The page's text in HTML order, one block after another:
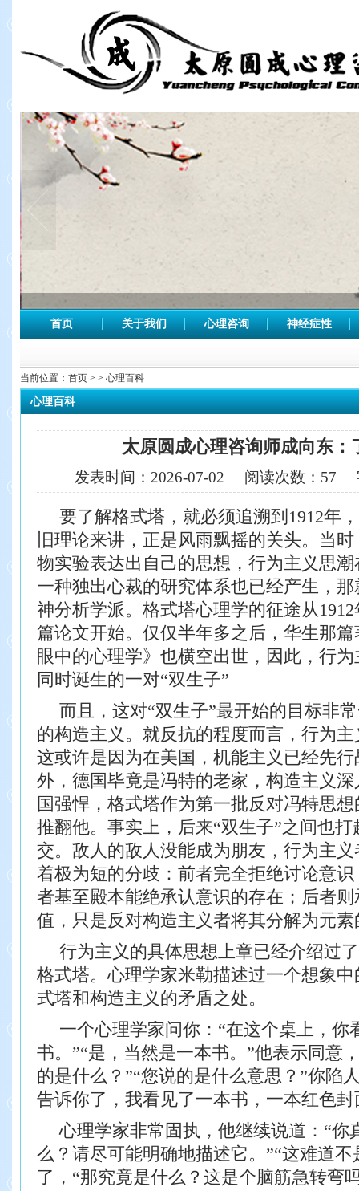
首页 关于我们 心理咨询 神经症性
当前位置： 首页 > > 心理百科
心理百科
太原圆成心理咨询师成向东：
发表时间： 2026-07-02 阅读次数： 57
要了解格式塔，就必须追溯到1912年
旧理论来讲，正是风雨飘摇的关头。当
物实验表达出自己的思想，行为主义思
一种独出心裁的研究体系也已经产生，
神分析学派。 格式塔心理学的征途从
篇论文开始。 仅仅半年多之后，华生那
眼中的心理学》 也横空出世，因此，行
同时诞生的一对“双生子”
而且，这对“双生子”最开始的目标非
的构造主义。就反抗的程度而言，行为
这或许是因为在美国，机能主义已经先
外，德国毕竟是冯特的老家，构造主义
国强悍，格式塔作为第一批反对冯特思
推翻他。 事实上，后来“双生子”之间也
交。敌人的敌人没能成为朋友，行为主
着极为短的分歧：前者完全拒绝讨论意
者基至殿本能绝承认意识的存在；后者
值，只是反对构造主义者将其分解为元
行为主义的具体思想上章已经介绍过
格式塔。心理学家米勒描述过一个想象
式塔和构造主义的矛盾之处。
一个心理学家问你：“在这个桌上，你
书。”“是，当然是一本书。”他表示同意
的是什么？”“您说的是什么意思？”你陷
告诉你了， 我看见了一本书，一本红色封
心理学家非常固执，他继续说道：“你
么？ 请尽可能明确地描述它。”“这难道不
了，“那究竟是什么？这是个脑筋急转弯